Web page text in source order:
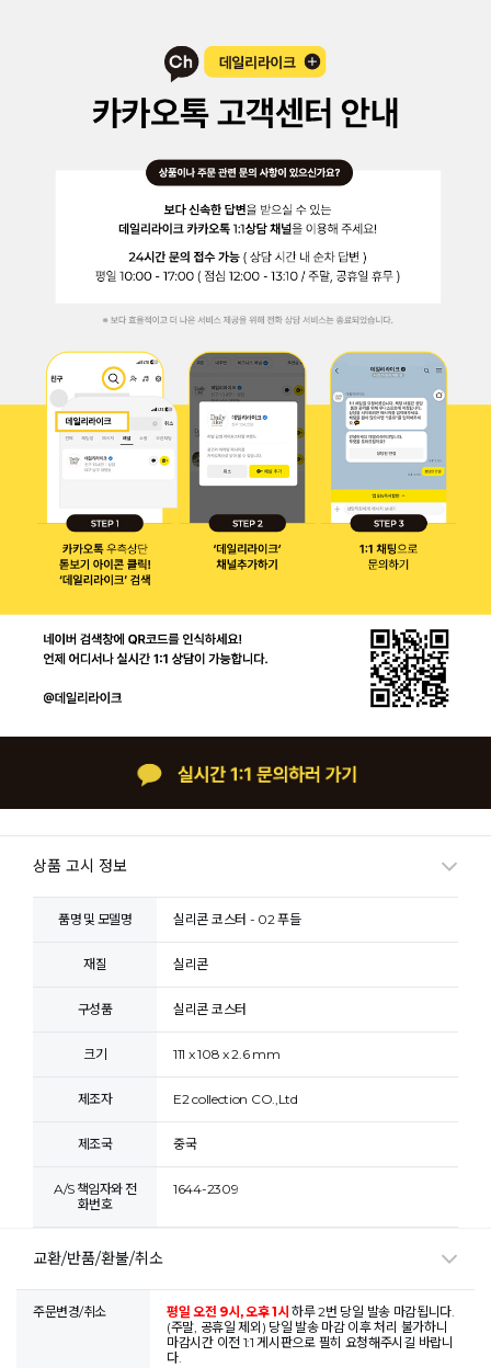
상품 고시 정보
품명 및 모델명 실리콘 코스터 - 02 푸들
재질 실리콘
구성품 실리콘 코스터
크기 111 x 108 x 2.6 mm
제조자 E2 collection CO.,Ltd
제조국 중국
A/S 책임자와 전
화번호
1644-2309
교환/반품/환불/취소
주문변경/취소 평일 오전 9시, 오후 1시하루 2번 당일 발송 마감됩니다.
(주말, 공휴일 제외) 당일 발송 마감 이후 처리 불가하니
마감시간 이전 1:1 게시판으로 필히 요청해주시길 바랍니
다.